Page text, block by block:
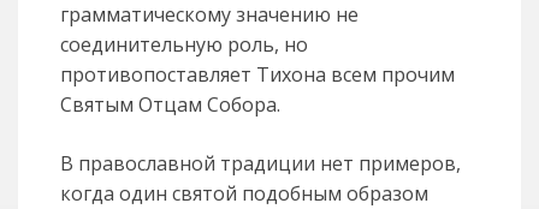
грамматическому значению не
соединительную роль, но
противопоставляет Тихона всем прочим
Святым Отцам Собора.
В православной традиции нет примеров,
когда один святой подобным образом